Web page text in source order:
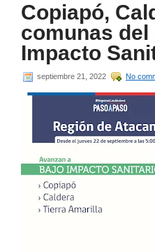
Copiapó,
comunas del
Impacto
septiembre 21, 2022 No